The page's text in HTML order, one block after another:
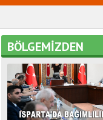
BÖLGEMİZDEN